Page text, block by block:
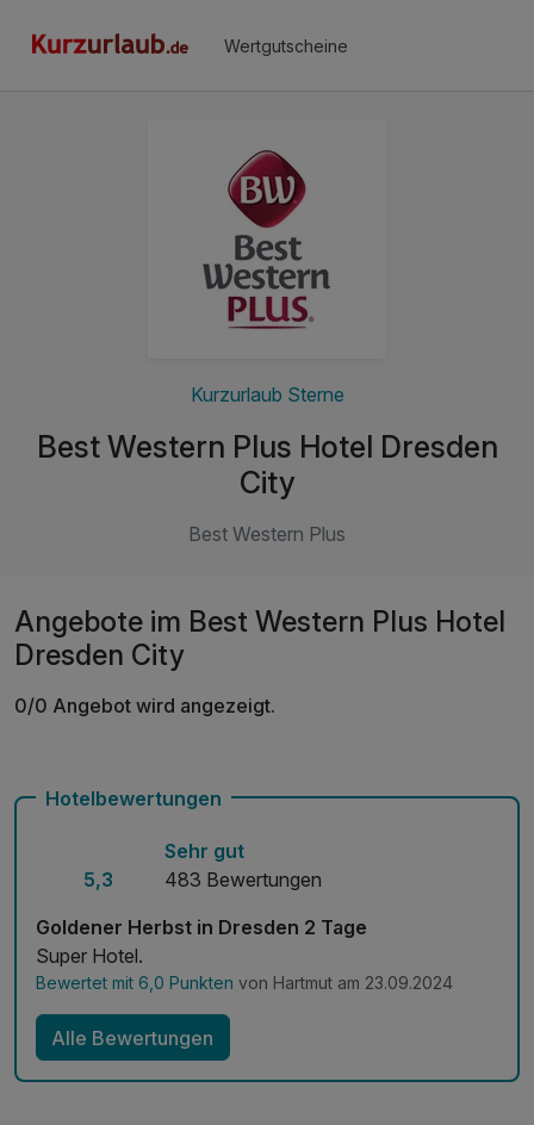
Wertgutscheine
Kurzurlaub Sterne
Best Western Plus Hotel Dresden
City
Best Western Plus
Angebote im Best Western Plus Hotel
Dresden City
0/0 Angebot wird angezeigt.
Hotelbewertungen
5,3
Sehr gut
483 Bewertungen
Goldener Herbst in Dresden 2 Tage
Super Hotel.
Bewertet mit 6,0 Punkten von Hartmut am 23.09.2024
Alle Bewertungen